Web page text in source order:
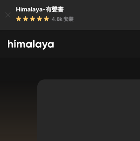
Himalaya-有聲書
4.8k 安裝